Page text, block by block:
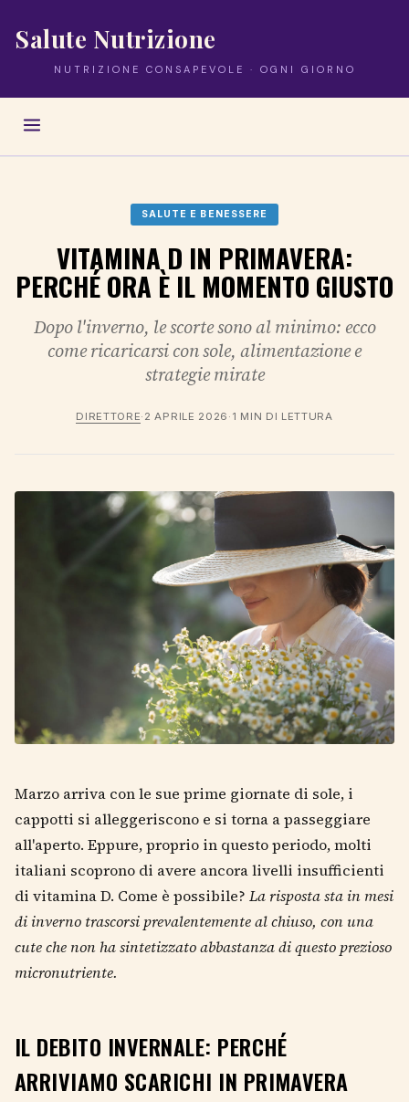
Salute Nutrizione
NUTRIZIONE CONSAPEVOLE · OGNI GIORNO
SALUTE E BENESSERE
VITAMINA D IN PRIMAVERA:
PERCHÉ ORA È IL MOMENTO GIUSTO
Dopo l'inverno, le scorte sono al minimo: ecco
come ricaricarsi con sole, alimentazione e
strategie mirate
DIRETTORE· 2 APRILE 2026 · 1 MIN DI LETTURA
Marzo arriva con le sue prime giornate di sole, i
cappotti si alleggeriscono e si torna a passeggiare
all'aperto. Eppure, proprio in questo periodo, molti
italiani scoprono di avere ancora livelli insufficienti
di vitamina D. Come è possibile? La risposta sta in mesi
di inverno trascorsi prevalentemente al chiuso, con una
cute che non ha sintetizzato abbastanza di questo prezioso
micronutriente.
IL DEBITO INVERNALE: PERCHÉ
ARRIVIAMO SCARICHI IN PRIMAVERA